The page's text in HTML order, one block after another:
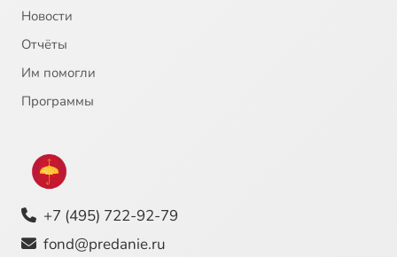
Новости
Отчёты
Им помогли
Программы
+7 (495) 722-92-79
fond@predanie.ru